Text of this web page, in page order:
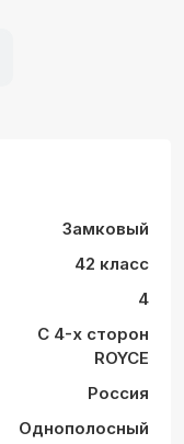
Замковый
42 класс
4
С 4-х сторон
ROYCE
Россия
Однополосный